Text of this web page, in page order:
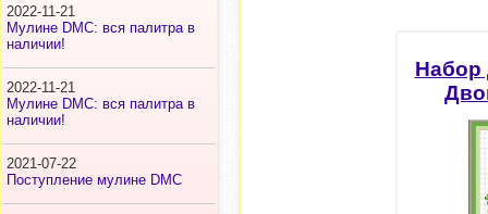
2022-11-21
Мулине DMC: вся палитра в
наличии!
2022-11-21
Мулине DMC: вся палитра в
наличии!
2021-07-22
Поступление мулине DMC
Набор